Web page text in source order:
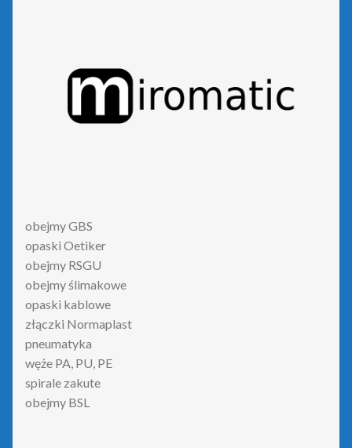
obejmy GBS
opaski Oetiker
obejmy RSGU
obejmy ślimakowe
opaski kablowe
złączki Normaplast
pneumatyka
węże PA, PU, PE
spirale zakute
obejmy BSL